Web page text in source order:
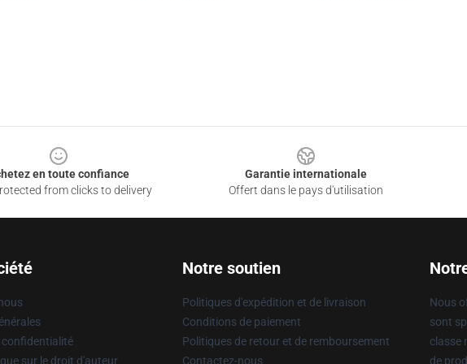
en toute confiance
from clicks to delivery
Garantie internationale
Offert dans le pays d'utilisation
confidentialité
sur le droit d'auteur
Notre soutien
Politiques d'expédition et de livraison
Conditions de paiement
Politiques de retour et de remboursement
Contactez-nous
Nous
sont
classe
de